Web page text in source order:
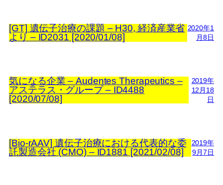
[GT] 遺伝子治療の課題 – H30, 経済産業省
より – ID2031 [2020/01/08]
2020年1
月8日
気になる企業 – Audentes Therapeutics –
アステラス・グループ – ID4488
[2020/07/08]
2019年
12月18
日
[Bio-rAAV] 遺伝⼦治療における代表的な委
託製造会社 (CMO) – ID1881 [2021/02/08]
2019年
9月7日